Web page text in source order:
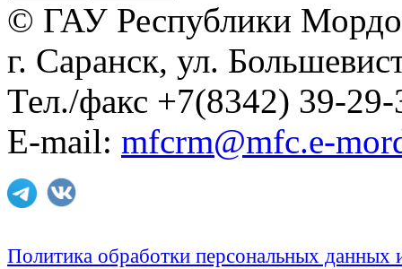
© ГАУ Республики
г. Саранск, ул.
Тел./факс +7(8342) 39-29-
E-mail: mfcrm@mfc.e-
Политика обработки персональных